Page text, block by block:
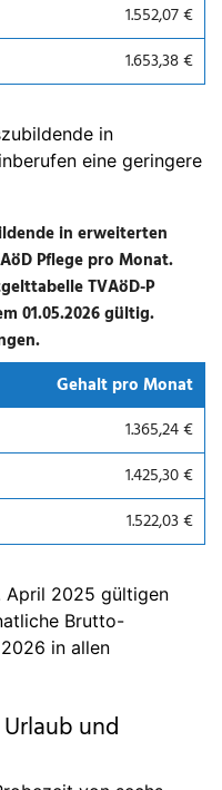
1.552,07 €
1.653,38 €
in
eine geringere
in erweiterten
Pflege pro Monat.
TVAöD-P
01.05.2026 gültig.
Gehalt pro Monat
1.365,24 €
1.425,30 €
1.522,03 €
April 2025 gültigen
Brutto-
in allen
und